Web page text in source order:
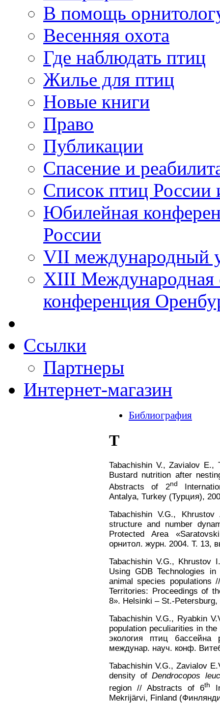
В помощь
Весенняя охота
Где наблюдать птиц
Жилье для птиц
Новые книги
Право
Публикации
Спасение и
Список птиц России
Юбилейная
России
VII международный
XIII Международная
конференция
Ссылки
Партнеры
Интернет-магазин
Библиография
Т
Tabachishin V., Zavialov E.,
Bustard nutrition after
Abstracts of 2nd
Antalya, Turkey (Турция),
Tabachishin V.G.,
structure and number
Protected Area
орнитол. журн. 2004. Т. 13,
Tabachishin V.G., Khrustov
Using GDB Technologies
animal species populations
Territories: Proceedings of
8». Helsinki – St.-
Tabachishin V.G., Ryabkin
population peculiarities in
экология птиц
междунар. науч. конф.
Tabachishin V.G., Zavialov
density ofDendrocopos
region // Abstracts of 6th
Mekrijärvi, Finland